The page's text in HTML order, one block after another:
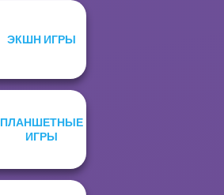
ЭКШН ИГРЫ
ПЛАНШЕТНЫЕ
ИГРЫ